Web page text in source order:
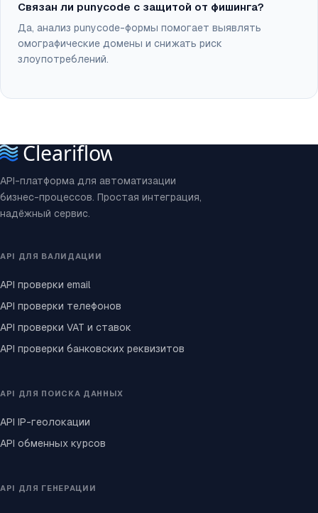
Связан ли punycode с защитой от фишинга?
Да, анализ punycode-формы помогает выявлять
омографические домены и снижать риск
злоупотреблений.
API-платформа для автоматизации
бизнес-процессов. Простая интеграция,
надёжный сервис.
API ДЛЯ ВАЛИДАЦИИ
API проверки email
API проверки телефонов
API проверки VAT и ставок
API проверки банковских реквизитов
API ДЛЯ ПОИСКА ДАННЫХ
API IP-геолокации
API обменных курсов
API ДЛЯ ГЕНЕРАЦИИ